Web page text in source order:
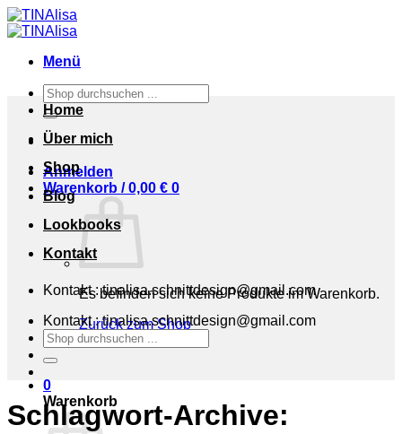
Zum
Inhalt
Menü
Suchen
nach:
Anmelden
Warenkorb /0,00 € 0
Es befinden sich keine Produkte im Warenkorb.
Zurück zum Shop
0
Warenkorb
Home
Über mich
Shop
Blog
Lookbooks
Kontakt
Kontakt : tinalisa.schnittdesign@gmail.com
Kontakt : tinalisa.schnittdesign@gmail.com
Suchen
nach:
Schlagwort-Archive: